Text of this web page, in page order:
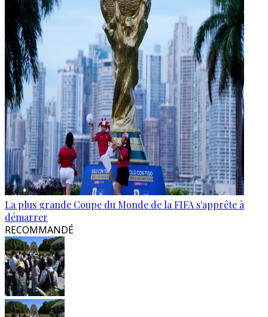
La plus grande Coupe du Monde de la FIFA s'apprête à
démarrer
RECOMMANDÉ